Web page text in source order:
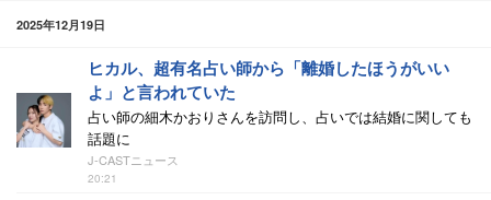
2025年12月19日
ヒカル、超有名占い師から「離婚したほうがいい
よ」と言われていた
占い師の細木かおりさんを訪問し、占いでは結婚に関しても
話題に
J-CASTニュース
20:21